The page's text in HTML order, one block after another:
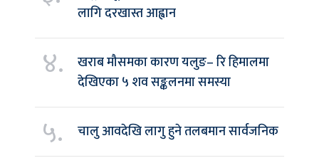
लागि दरखास्त आह्वान
४.
खराब मौसमका कारण यलुङ– रि हिमालमा
देखिएका ५ शव सङ्कलनमा समस्या
५. चालु आवदेखि लागु हुने तलबमान सार्वजनिक